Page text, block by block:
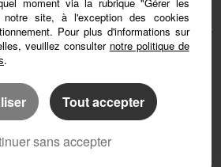
site, à l'exception des cookies
Pour plus d'informations sur
veuillez consulter notre politique de
.
Tout accepter
sans accepter